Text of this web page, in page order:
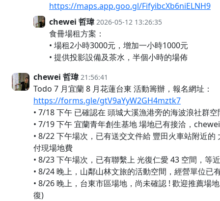
https://maps.app.goo.gl/FifyibcXb6niELNH9
chewei 哲瑋 2026-05-12 13:26:35
食冊場租方案：
• 場租2小時3000元，增加一小時1000元
• 提供投影設備及茶水，半個小時的場佈
chewei 哲瑋 21:56:41
Todo 7 月宜蘭 8 月花蓮台東 活動籌辦，報名網址：
https://forms.gle/gtV9aYyW2GH4mztk7
• 7/18 下午 已確認在 頭城大溪漁港旁的海波浪社群空
• 7/19 下午 宜蘭青年創生基地 場地已有接洽，
• 8/22 下午場次，已有送交文件給 豐田火車站附近
付現場地費
• 8/23 下午場次，已有聯繫上 光復仁愛 43 空間，等
• 8/24 晚上，山鄰山林文旅的活動空間，經營單位已
• 8/26 晚上，台東市區場地，尚未確認 ! 歡迎推薦場
復)